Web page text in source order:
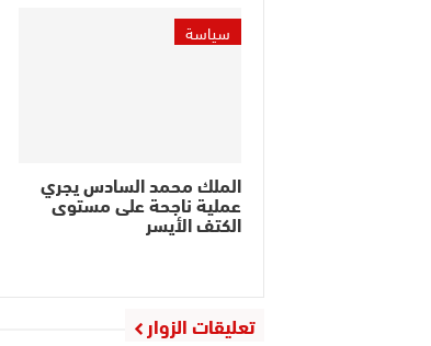
سياسة
الملك محمد السادس يجري
عملية ناجحة على مستوى
الكتف الأيسر
تعليقات الزوار